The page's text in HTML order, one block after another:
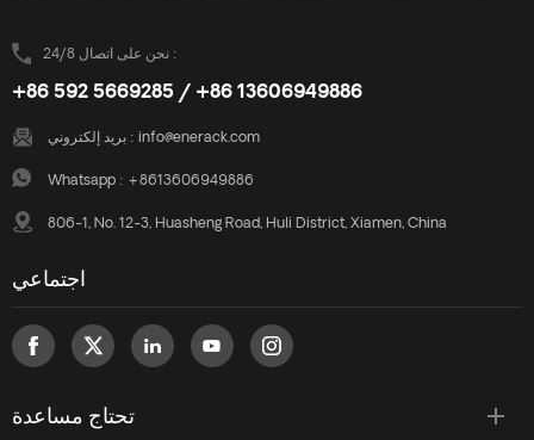
نحن على اتصال 24/8 :
+86 592 5669285 / +86 13606949886
بريد إلكتروني : info@enerack.com
Whatsapp : +8613606949886
806-1, No. 12-3, Huasheng Road, Huli District, Xiamen, China
اجتماعي
تحتاج مساعدة